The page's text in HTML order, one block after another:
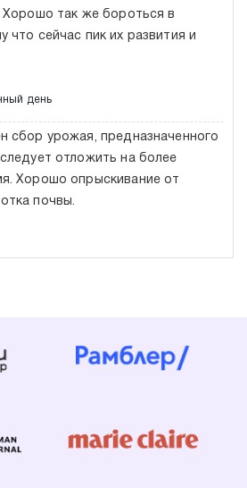
Хорошо так же бороться в
что сейчас пик их развития и
день
сбор урожая, предназначенного
отложить на более
Хорошо опрыскивание от
почвы.